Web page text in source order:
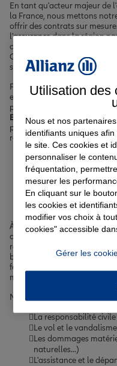
En tant qu'acteur majeur de l'
la France, nous mettons
offrir des contrats sur
l'assurancedans la région
comprendre vos attentes et
Que vous cherchiez à
santé ou votre famille, nous
Faire confiance à Allianz,
expérimenté, qui place la
priorités. Grâce à notre
Bouguenaiset de ses
proposer des contrats d'
réalité locale et à vos besoins
Votre
ou
À Bouguenais, la mobilité est
circuliez en voiture dans le
routes de la Loire-Atlantique
bénéficier d'unecouverture
formules d'
modulables selon vos besoins
Nos contrats vous protègent
La responsabilité
Le vol et le vandalisme
Les dommages
naturelles...)
L'assistance et le
Utilisation des
Nous et nos
identifiants uniques
le site. Ces cookies et
personnaliser le
fréquentation,
mesurer les
En cliquant sur le
les cookies et
modifier vos choix à
cookies" accessible
Gérer les